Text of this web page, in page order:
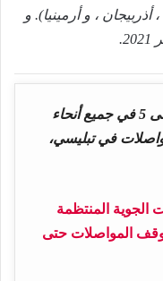
، و أرمينيا). و
الليلي من 9 إلى 5 في جميع أنحاء
المواصلات في تبليسي،
الجوية المنتظمة
المواصلات حتى